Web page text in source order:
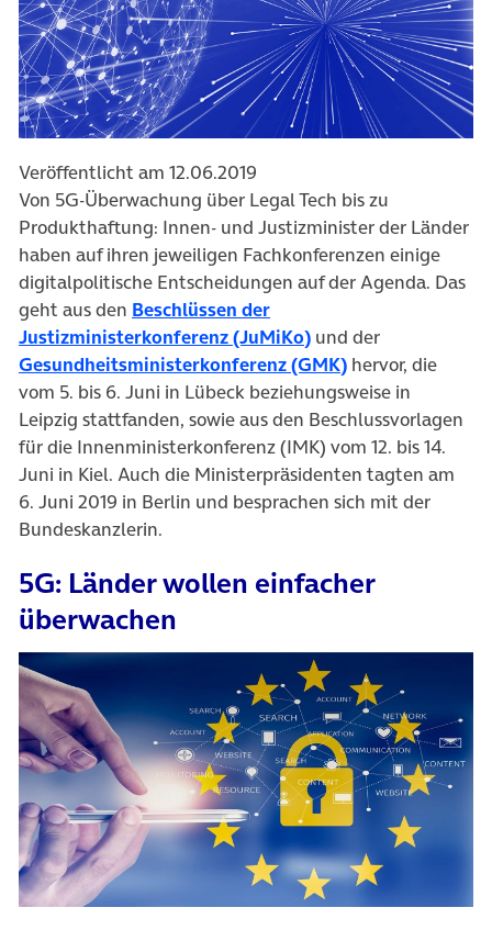
Veröffentlicht am 12.06.2019
Von 5G-Überwachung über Legal Tech bis zu
Produkthaftung: Innen- und Justizminister der Länder
haben auf ihren jeweiligen Fachkonferenzen einige
digitalpolitische Entscheidungen auf der Agenda. Das
geht aus den Beschlüssen der
Justizministerkonferenz (JuMiKo)(öffnet in neuem Tab)
und der
Gesundheitsministerkonferenz (GMK)(öffnet in neuem
hervor, die
vom 5. bis 6. Juni in Lübeck beziehungsweise in
Leipzig stattfanden, sowie aus den Beschlussvorlagen
für die Innenministerkonferenz (IMK) vom 12. bis 14.
Juni in Kiel. Auch die Ministerpräsidenten tagten am
6. Juni 2019 in Berlin und besprachen sich mit der
Bundeskanzlerin.
5G: Länder wollen einfacher
überwachen